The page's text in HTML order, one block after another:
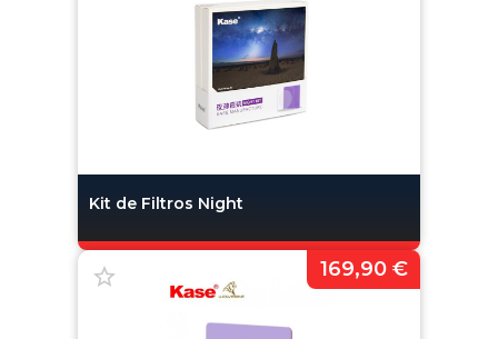
Kit de Filtros Night
169,90 €